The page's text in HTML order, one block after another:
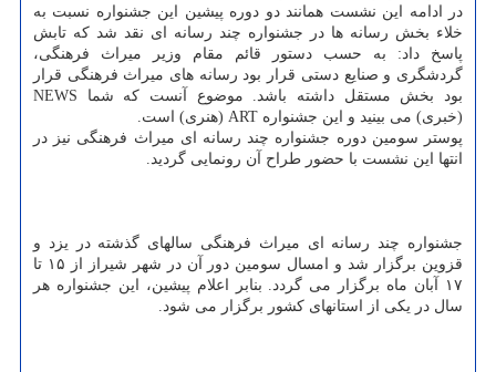
در ادامه این نشست همانند دو دوره پیشین این جشنواره نسبت به
خلاء بخش رسانه ها در جشنواره چند رسانه ای نقد شد که تابش
پاسخ داد: به حسب دستور قائم مقام وزیر میراث فرهنگی،
گردشگری و صنایع دستی قرار بود رسانه های میراث فرهنگی قرار
بود بخش مستقل داشته باشد. موضوع آنست که شما NEWS
(خبری) می بینید و این جشنواره ART (هنری) است.
پوستر سومین دوره جشنواره چند رسانه ای میراث فرهنگی نیز در
انتها این نشست با حضور طراح آن رونمایی گردید.
جشنواره چند رسانه ای میراث فرهنگی سالهای گذشته در یزد و
قزوین برگزار شد و امسال سومین دور آن در شهر شیراز از ۱۵ تا
۱۷ آبان ماه برگزار می گردد. بنابر اعلام پیشین، این جشنواره هر
سال در یکی از استانهای کشور برگزار می شود.